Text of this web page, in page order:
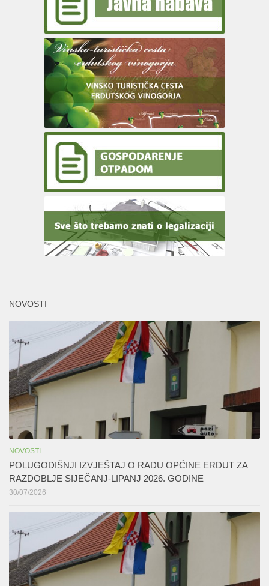
NOVOSTI
NOVOSTI
POLUGODIŠNJI IZVJEŠTAJ O RADU OPĆINE ERDUT ZA
RAZDOBLJE SIJEČANJ-LIPANJ 2026. GODINE
30/07/2026